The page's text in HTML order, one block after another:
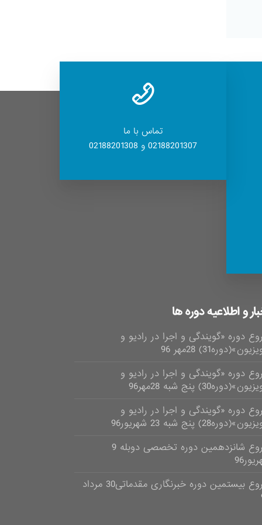
تماس با ما
02188201307 و 02188201308
و اطلاعیه دوره ها
دوره «گویندگی و اجرا در رادیو و
28مهر 96
دوره «گویندگی و اجرا در رادیو و
پنج شبه 28مهر96
دوره «گویندگی و اجرا در رادیو و
پنج شبه 23 شهریور96
شروع شانزدهمین دوره تخصصی دوبله 9
شروع بیستمین دوره خبرنگاری مقدماتی30 مرداد